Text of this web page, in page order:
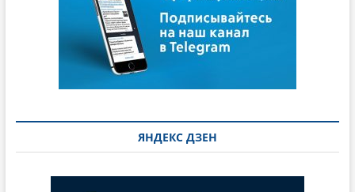
ЯНДЕКС ДЗЕН